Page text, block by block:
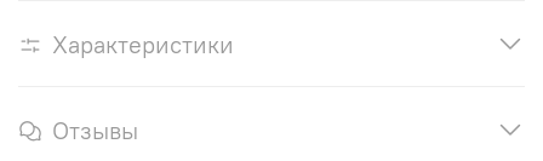
Характеристики
Отзывы